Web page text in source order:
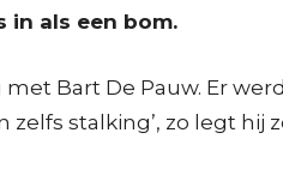
in als een bom.
Bart De Pauw. Er
stalking’, zo legt hij